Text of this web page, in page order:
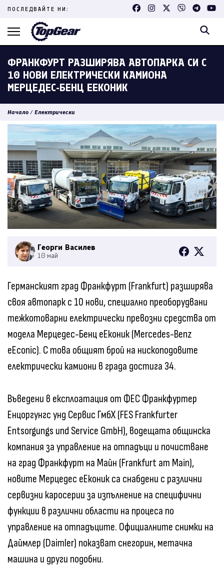
Skip
content
ПОСЛЕДВАЙТЕ НИ:
ФРАНКФУРТ РАЗШИРЯВА АВТОПАРКА СИ С
10 НОВИ ЕЛЕКТРИЧЕСКИ КАМИОНА
МЕРЦЕДЕС-БЕНЦ ЕЕКОНИК
Начало / Електрически
Георги Василев
10 май
Германският град Франкфурт (Frankfurt) разширява
своя автопарк с 10 нови, специално преоборудвани
тежкотоварни електрически превозни средства от
модела Мерцедес-Бенц еЕконик (Mercedes-Benz
eEconic). С това общият брой на нископодовите
електрически камиони в града достига 34.
Въведени в експлоатация от ФЕС Франкфуртер
Енцоргунгс унд Сервис ГмбХ (FES Frankfurter
Entsorgungs und Service GmbH), водещата общинска
компания за управление на отпадъци и почистване
на град Франкфурт на Майн (Frankfurt am Main),
новите Мерцедес еЕконик са снабдени с различни
сервизни каросерии за изпълнение на специфични
функции в различни области на процеса по
управление на отпадъците. Официалните снимки на
Даймлер (Daimler) показват снегорин, метачна
машина и други подобни.